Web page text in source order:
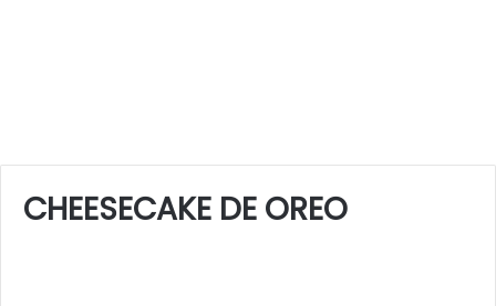
CHEESECAKE DE OREO